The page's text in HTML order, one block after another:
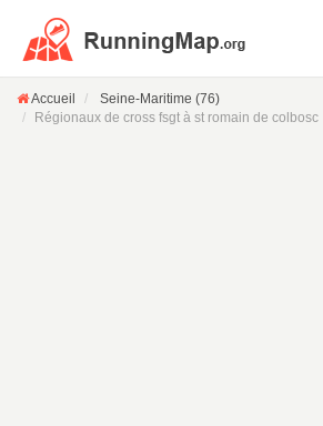
Accueil
Seine-Maritime (76)
Régionaux de cross fsgt à st romain de colbosc